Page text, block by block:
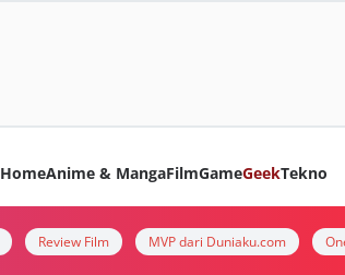
HomeAnime & MangaFilmGameGeekTekno
Review Film MVP dari Duniaku.com